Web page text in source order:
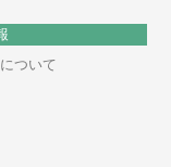
ついて